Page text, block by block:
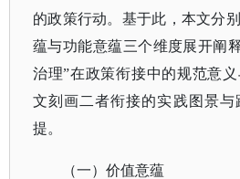
的政策行动。基于此，本文分
蕴与功能意蕴三个维度展开阐
治理”在政策衔接中的规范意
文刻画二者衔接的实践图景
提。
（一）价值意蕴